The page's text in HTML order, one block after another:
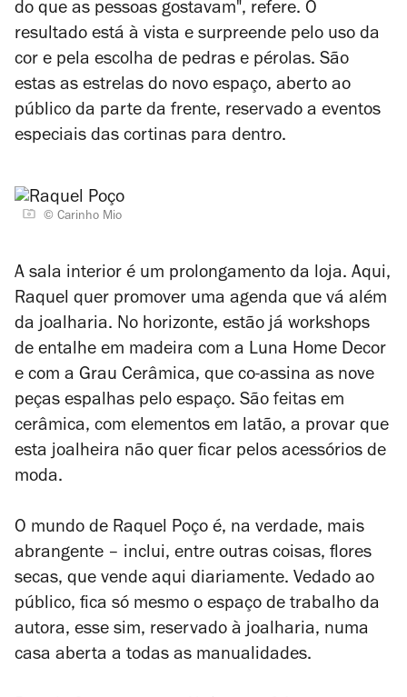
do que as pessoas gostavam", refere. O
resultado está à vista e surpreende pelo uso da
cor e pela escolha de pedras e pérolas. São
estas as estrelas do novo espaço, aberto ao
público da parte da frente, reservado a eventos
especiais das cortinas para dentro.
© Carinho Mio
A sala interior é um prolongamento da loja. Aqui,
Raquel quer promover uma agenda que vá além
da joalharia. No horizonte, estão já workshops
de entalhe em madeira com a Luna Home Decor
e com a Grau Cerâmica, que co-assina as nove
peças espalhas pelo espaço. São feitas em
cerâmica, com elementos em latão, a provar que
esta joalheira não quer ficar pelos acessórios de
moda.
O mundo de Raquel Poço é, na verdade, mais
abrangente – inclui, entre outras coisas, flores
secas, que vende aqui diariamente. Vedado ao
público, fica só mesmo o espaço de trabalho da
autora, esse sim, reservado à joalharia, numa
casa aberta a todas as manualidades.